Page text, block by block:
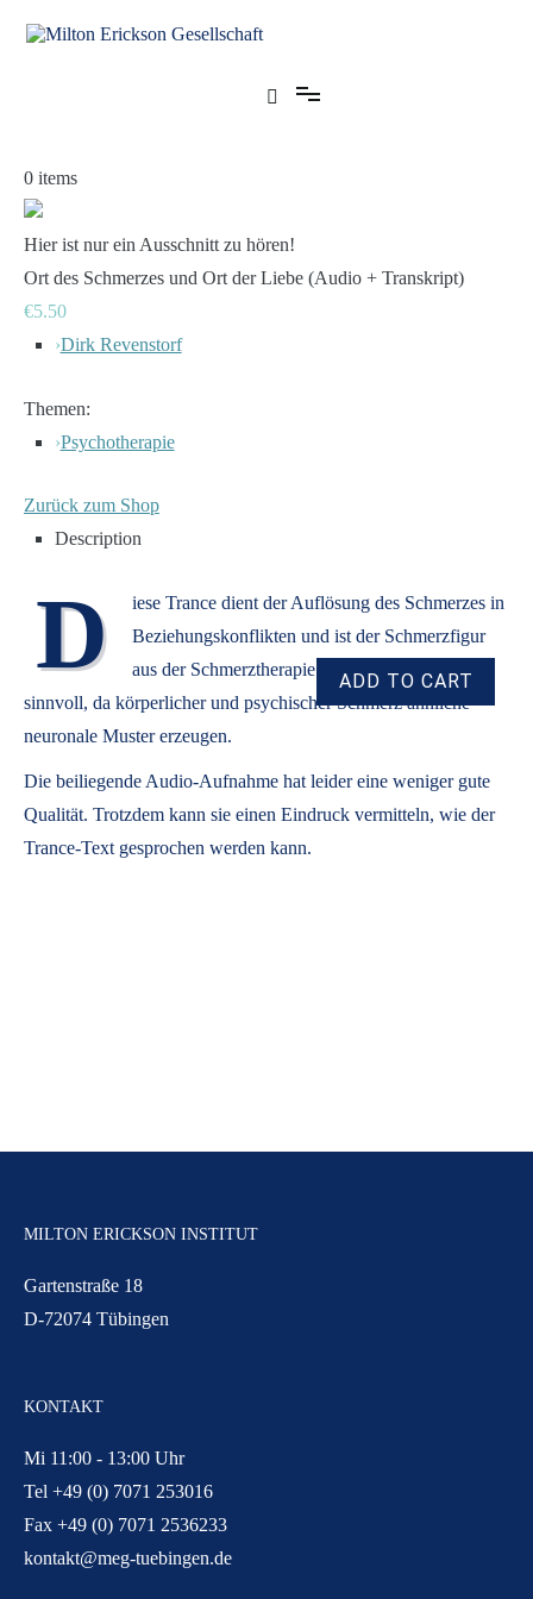
Inhalt
0 items
Hier ist nur ein Ausschnitt zu hören!
Ort des Schmerzes und Ort der Liebe (Audio + Transkript)
€5.50
›Dirk Revenstorf
Themen:
›Psychotherapie
Zurück zum Shop
Description
D
iese Trance dient der Auflösung des Schmerzes in
Beziehungskonflikten und ist der Schmerzfigur
aus der Schmerztherapie nachgebildet. Das ist
sinnvoll, da körperlicher und psychischer Schmerz ähnliche
neuronale Muster erzeugen.
Die beiliegende Audio-Aufnahme hat leider eine weniger gute
Qualität. Trotzdem kann sie einen Eindruck vermitteln, wie der
Trance-Text gesprochen werden kann.
MILTON ERICKSON INSTITUT
Gartenstraße 18
D-72074 Tübingen
KONTAKT
Mi 11:00 - 13:00 Uhr
Tel +49 (0) 7071 253016
Fax +49 (0) 7071 2536233
kontakt@meg-tuebingen.de